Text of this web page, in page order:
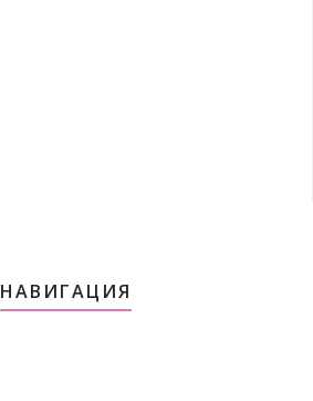
НАВИГАЦИЯ